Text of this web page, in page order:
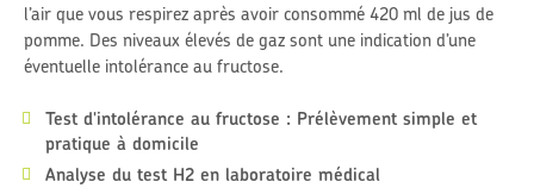
l’air que vous respirez après avoir consommé 420 ml de jus de
pomme. Des niveaux élevés de gaz sont une indication d’une
éventuelle intolérance au fructose.
Test d'intolérance au fructose : Prélèvement simple et
pratique à domicile
Analyse du test H2 en laboratoire médical